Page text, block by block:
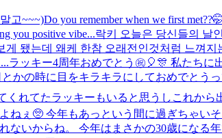
고~~~)Do you remember when we first
you positive vibe...락키 오늘은 당신들의 날
됐는데 왜케 한참 오래전인것처럼 느껴
ラッキー4周年おめでとう㊗️🎈🎊 私たちに
かの時に目をキラキラにしておめでと
れてたラッキーもいると思うしこれから
ねぇ🥺 今年もあっという間に過ぎちゃ
ないからね。 今年はまさかの30歳になる